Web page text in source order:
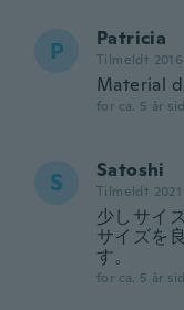
P Patricia
Tilmeldt 2016
Material
for ca. 5 år
S Satoshi
Tilmeldt 2021
少しサイ
サイズを
す。
for ca. 5 år